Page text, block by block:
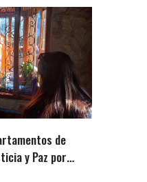
de
por